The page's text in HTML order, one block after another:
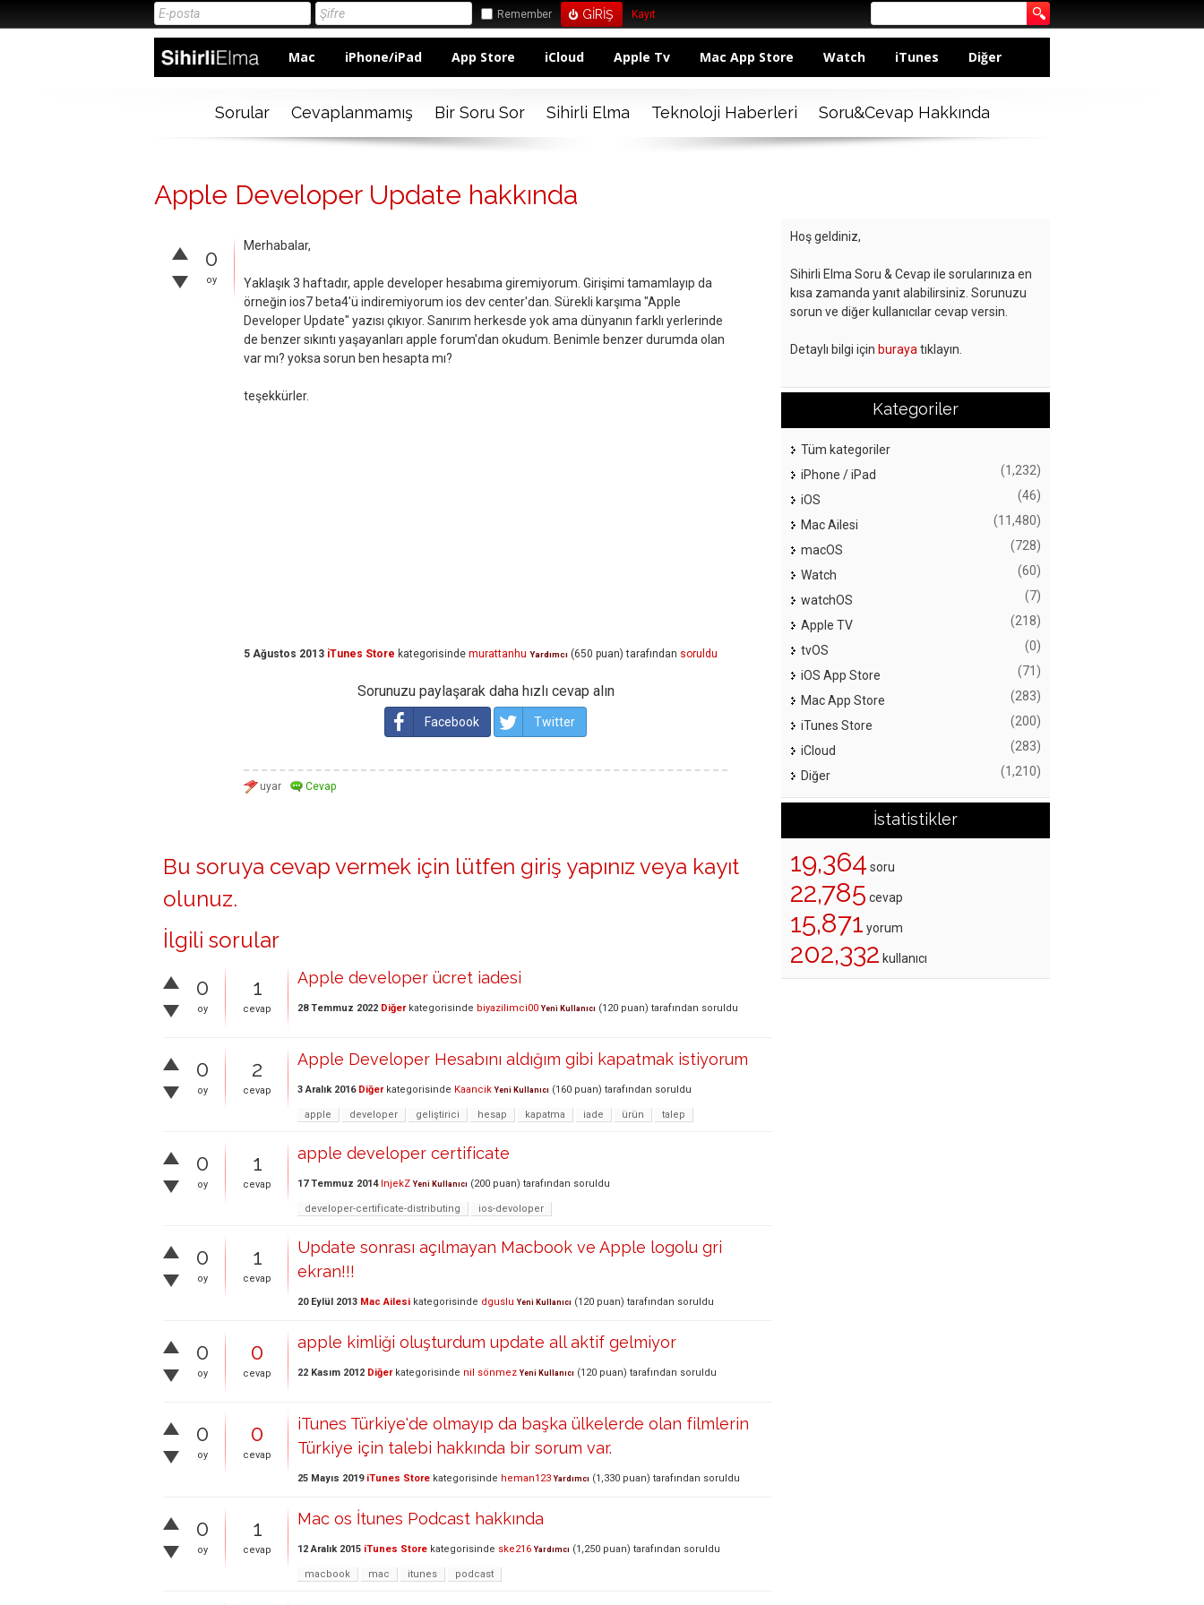
Remember Kayıt
Mac iPhone/iPad App Store iCloud Apple Tv Mac App Store Watch iTunes Diğer
Sorular Cevaplanmamış Bir Soru Sor Sihirli Elma Teknoloji Haberleri Soru&Cevap Hakkında
Apple Developer Update hakkında
0
oy
Merhabalar,
Yaklaşık 3 haftadır, apple developer hesabıma giremiyorum. Girişimi tamamlayıp da
örneğin ios7 beta4'ü indiremiyorum ios dev center'dan. Sürekli karşıma "Apple
Developer Update" yazısı çıkıyor. Sanırım herkesde yok ama dünyanın farklı yerlerinde
de benzer sıkıntı yaşayanları apple forum'dan okudum. Benimle benzer durumda olan
var mı? yoksa sorun ben hesapta mı?
teşekkürler.
5 Ağustos 2013 iTunes Store kategorisinde murattanhu Yardımcı (650 puan) tarafından soruldu
Sorunuzu paylaşarak daha hızlı cevap alın
Facebook Twitter
Bu soruya cevap vermek için lütfen giriş yapınız veya kayıt
olunuz.
İlgili sorular
0
oy
1
cevap
Apple developer ücret iadesi
28 Temmuz 2022 Diğerkategorisinde biyazilimci00 Yeni Kullanıcı (120 puan) tarafından soruldu
0
oy
2
cevap
Apple Developer Hesabını aldığım gibi kapatmak istiyorum
3 Aralık 2016 Diğerkategorisinde Kaancik Yeni Kullanıcı (160 puan) tarafından soruldu
apple developer geliştirici hesap kapatma iade ürün talep
0
oy
1
cevap
apple developer certificate
17 Temmuz 2014 InjekZ Yeni Kullanıcı (200 puan) tarafından soruldu
developer-certificate-distributing ios-devoloper
0
oy
1
cevap
Update sonrası açılmayan Macbook ve Apple logolu gri
ekran!!!
20 Eylül 2013 Mac Ailesi kategorisinde dguslu Yeni Kullanıcı (120 puan) tarafından soruldu
0
oy
0
cevap
apple kimliği oluşturdum update all aktif gelmiyor
22 Kasım 2012 Diğerkategorisinde nil sönmez Yeni Kullanıcı (120 puan) tarafından soruldu
0
oy
0
cevap
iTunes Türkiye'de olmayıp da başka ülkelerde olan filmlerin
Türkiye için talebi hakkında bir sorum var.
25 Mayıs 2019 iTunes Store kategorisinde heman123 Yardımcı (1,330 puan) tarafından soruldu
0
oy
1
cevap
Mac os İtunes Podcast hakkında
12 Aralık 2015 iTunes Store kategorisinde ske216 Yardımcı (1,250 puan) tarafından soruldu
macbook mac itunes podcast
Hoş geldiniz,
Sihirli Elma Soru & Cevap ile sorularınıza en
kısa zamanda yanıt alabilirsiniz. Sorunuzu
sorun ve diğer kullanıcılar cevap versin.
Detaylı bilgi için buraya tıklayın.
Kategoriler
Tüm kategoriler
iPhone / iPad
(1,232)
iOS (46)
Mac Ailesi (11,480)
macOS (728)
Watch (60)
watchOS (7)
Apple TV (218)
tvOS (0)
iOS App Store (71)
Mac App Store (283)
iTunes Store (200)
iCloud (283)
Diğer (1,210)
İstatistikler
19,364 soru
22,785 cevap
15,871 yorum
202,332 kullanıcı